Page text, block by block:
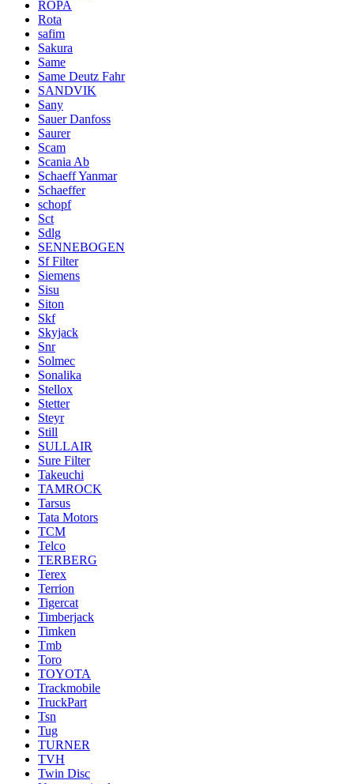
ROPA
Rota
safim
Sakura
Same
Same Deutz Fahr
SANDVIK
Sany
Sauer Danfoss
Saurer
Scam
Scania Ab
Schaeff Yanmar
Schaeffer
schopf
Sct
Sdlg
SENNEBOGEN
Sf Filter
Siemens
Sisu
Siton
Skf
Skyjack
Snr
Solmec
Sonalika
Stellox
Stetter
Steyr
Still
SULLAIR
Sure Filter
Takeuchi
TAMROCK
Tarsus
Tata Motors
TCM
Telco
TERBERG
Terex
Terrion
Tigercat
Timberjack
Timken
Tmb
Toro
TOYOTA
Trackmobile
TruckPart
Tsn
Tug
TURNER
TVH
Twin Disc